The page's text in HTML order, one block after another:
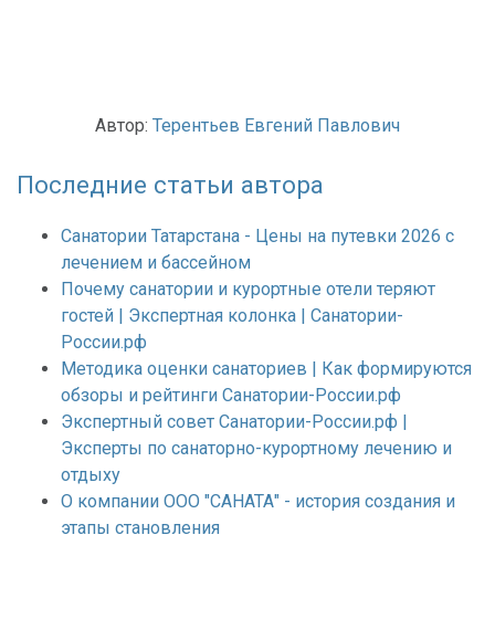
Автор: Терентьев Евгений Павлович
Последние статьи автора
Санатории Татарстана - Цены на путевки 2026 с
лечением и бассейном
Почему санатории и курортные отели теряют
гостей | Экспертная колонка | Санатории-
России.рф
Методика оценки санаториев | Как формируются
обзоры и рейтинги Санатории-России.рф
Экспертный совет Санатории-России.рф |
Эксперты по санаторно-курортному лечению и
отдыху
О компании ООО "САНАТА" - история создания и
этапы становления